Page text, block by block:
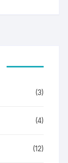
(3)
(4)
(12)